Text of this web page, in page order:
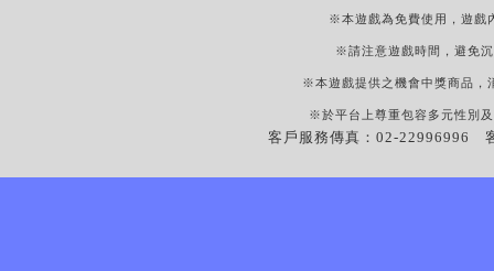
※本遊戲為免費使用，遊戲
※請注意遊戲時間，避免
※本遊戲提供之機會中獎商品，
※於平台上尊重包容多元性別
客戶服務傳真：02-22996996